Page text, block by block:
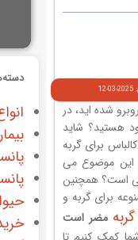
شده اید، در
هستید؟ شاید
برای گربه
این موضوع می
است؟ همچنین
برای گربه و
مضر است